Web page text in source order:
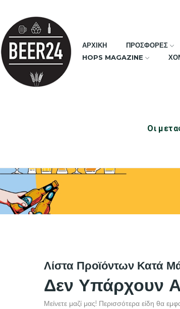
ΑΡΧΙΚΗ ΠΡΟΣΦΟΡΕΣ
HOPS MAGAZINE
Οι
Λίστα Προϊόντων Κατά
Δεν Υπάρχουν
Μείνετε μαζί μας! Περισσότερα είδη θα